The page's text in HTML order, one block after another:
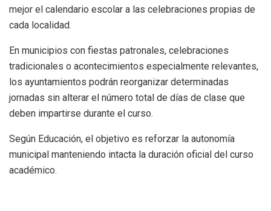
mejor el calendario escolar a las celebraciones propias de
cada localidad.
En municipios con fiestas patronales, celebraciones
tradicionales o acontecimientos especialmente relevantes,
los ayuntamientos podrán reorganizar determinadas
jornadas sin alterar el número total de días de clase que
deben impartirse durante el curso.
Según Educación, el objetivo es reforzar la autonomía
municipal manteniendo intacta la duración oficial del curso
académico.